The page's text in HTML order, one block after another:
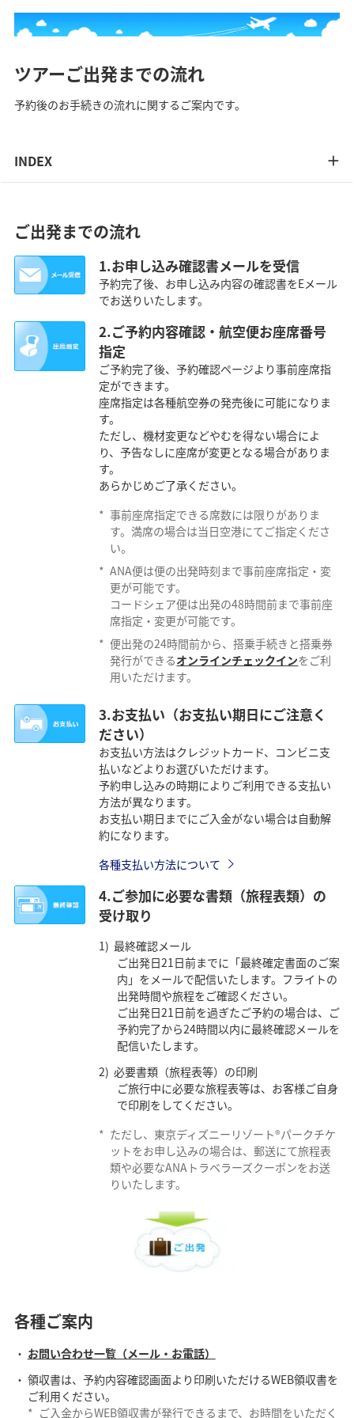
ツアーご出発までの流れ
予約後のお手続きの流れに関するご案内です。
INDEX
ご出発までの流れ
1.お申し込み確認書メールを受信
予約完了後、お申し込み内容の確認書をEメール
でお送りいたします。
2.ご予約内容確認・航空便お座席番号
指定
ご予約完了後、予約確認ページより事前座席指
定ができます。
座席指定は各種航空券の発売後に可能になりま
す。
ただし、機材変更などやむを得ない場合によ
り、予告なしに座席が変更となる場合がありま
す。
あらかじめご了承ください。
* 事前座席指定できる席数には限りがありま
す。満席の場合は当日空港にてご指定くださ
い。
* ANA便は便の出発時刻まで事前座席指定・変
更が可能です。
コードシェア便は出発の48時間前まで事前座
席指定・変更が可能です。
* 便出発の24時間前から、搭乗手続きと搭乗券
発行ができるオンラインチェックインをご利
用いただけます。
3.お支払い（お支払い期日にご注意く
ださい）
お支払い方法はクレジットカード、コンビニ支
払いなどよりお選びいただけます。
予約申し込みの時期によりご利用できる支払い
方法が異なります。
お支払い期日までにご入金がない場合は自動解
約になります。
各種支払い方法について
4.ご参加に必要な書類（旅程表類）の
受け取り
最終確認メール
ご出発日21日前までに「最終確定書面のご案
内」をメールで配信いたします。フライトの
出発時間や旅程をご確認ください。
ご出発日21日前を過ぎたご予約の場合は、ご
予約完了から24時間以内に最終確認メールを
配信いたします。
必要書類（旅程表等）の印刷
ご旅行中に必要な旅程表等は、お客様ご自身
で印刷をしてください。
* ただし、東京ディズニーリゾート®パークチケ
ットをお申し込みの場合は、郵送にて旅程表
類や必要なANAトラベラーズクーポンをお送
りいたします。
各種ご案内
お問い合わせ一覧（メール・お電話）
領収書は、予約内容確認画面より印刷いただけるWEB領収書を
ご利用ください。
* ご入金からWEB領収書が発行できるまで、お時間をいただく